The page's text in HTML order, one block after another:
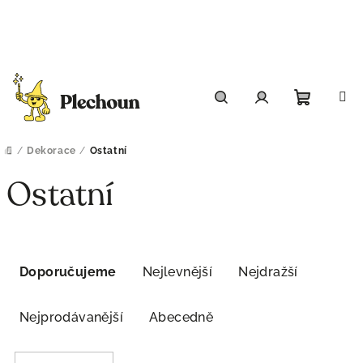
Domů
/ Dekorace / Ostatní
Ostatní
Ř
a
z
Doporučujeme Nejlevnější Nejdražší
Nejprodávanější Abecedně
V
ý
p